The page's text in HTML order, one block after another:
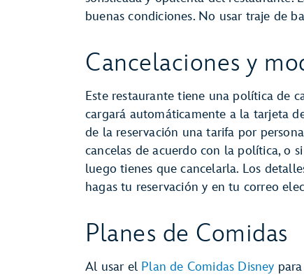
buenas condiciones. No usar traje de
Cancelaciones y
Este restaurante tiene una política de
cargará automáticamente a la tarjeta
de la reservación una tarifa por
cancelas de acuerdo con la política, o
luego tienes que cancelarla. Los
hagas tu reservación y en tu correo
Planes de Comidas
Al usar el Plan de Comidas Disney